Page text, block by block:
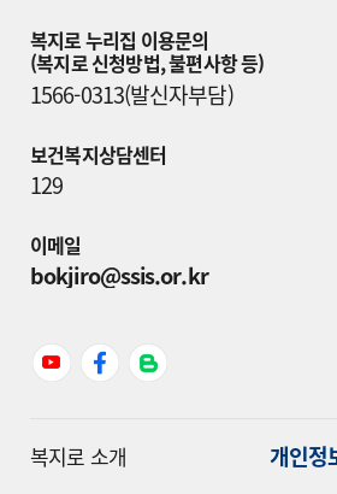
복지로 누리집 이용문의
(복지로 신청방법, 불편사항 등)
1566-0313(발신자부담)
보건복지상담센터
129
이메일
bokjiro@ssis.or.kr
복지로 소개 개인정